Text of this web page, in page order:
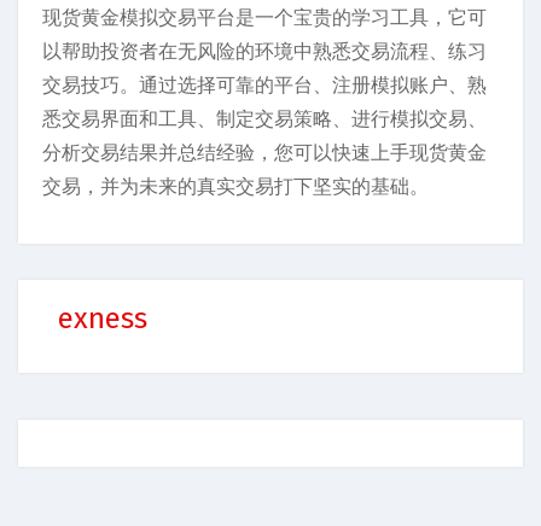
现货黄金模拟交易平台是一个宝贵的学习工具，它可
以帮助投资者在无风险的环境中熟悉交易流程、练习
交易技巧。通过选择可靠的平台、注册模拟账户、熟
悉交易界面和工具、制定交易策略、进行模拟交易、
分析交易结果并总结经验，您可以快速上手现货黄金
交易，并为未来的真实交易打下坚实的基础。
exness